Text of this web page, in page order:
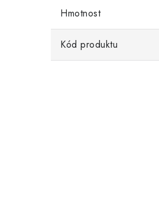
Hmotnost
Kód produktu